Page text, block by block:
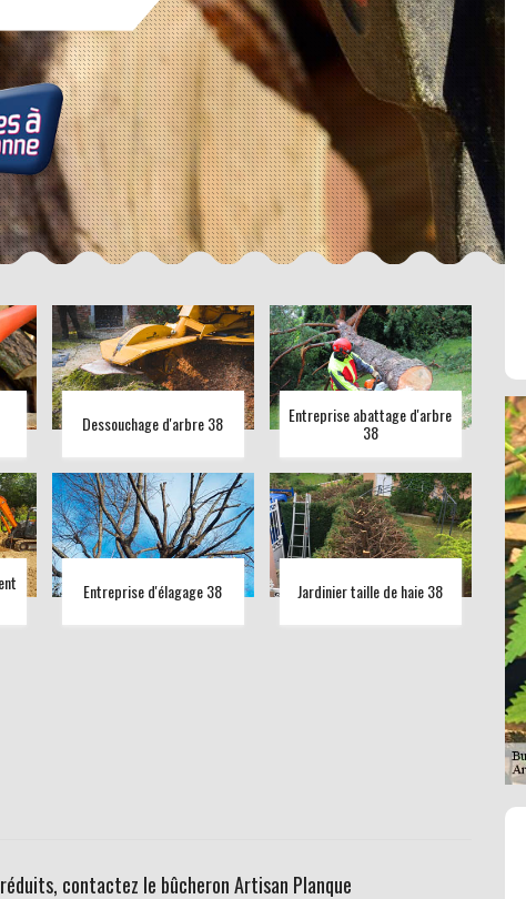
Dessouchage d'arbre 38 Entreprise abattage d'arbre
38
Entreprise d'élagage 38 Jardinier taille de haie 38
contactez le bûcheron Artisan Planque